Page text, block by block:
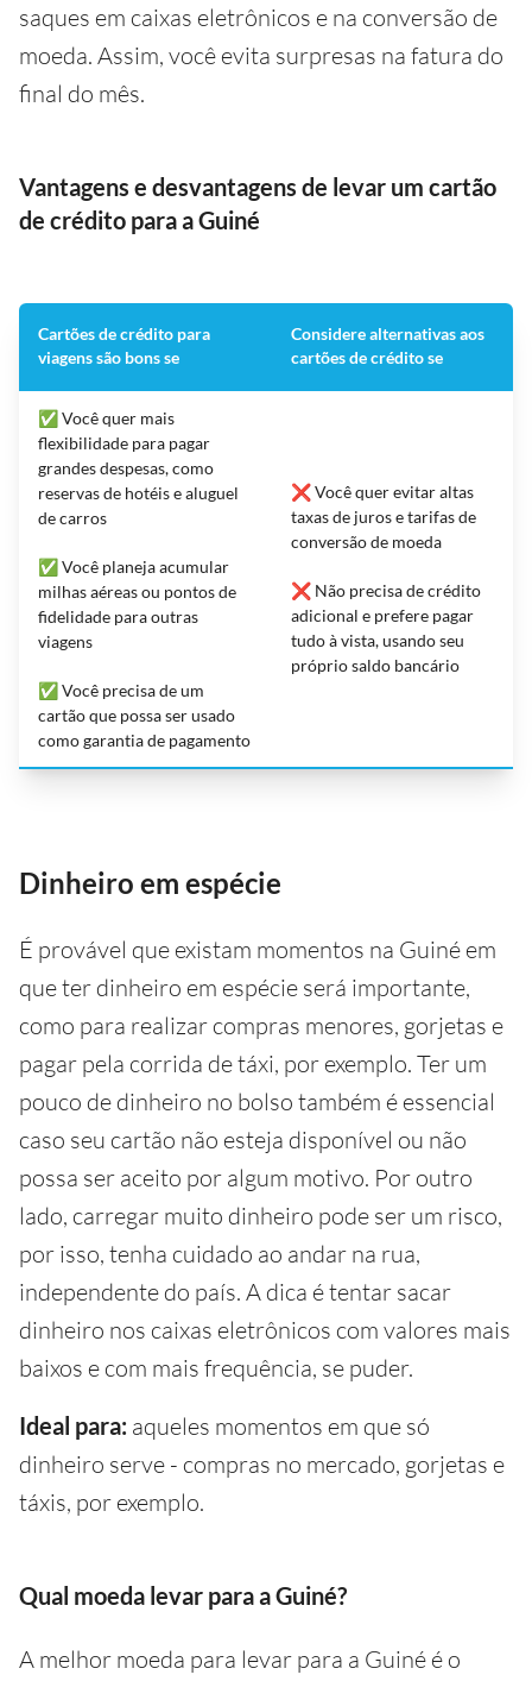
saques em caixas eletrônicos e na conversão de
moeda. Assim, você evita surpresas na fatura do
final do mês.
Vantagens e desvantagens de levar um cartão
de crédito para a Guiné
Cartões de crédito para
viagens são bons se
Considere alternativas aos
cartões de crédito se
✅ Você quer mais
flexibilidade para pagar
grandes despesas, como
reservas de hotéis e aluguel
de carros
✅ Você planeja acumular
milhas aéreas ou pontos de
fidelidade para outras
viagens
✅ Você precisa de um
cartão que possa ser usado
como garantia de pagamento
❌ Você quer evitar altas
taxas de juros e tarifas de
conversão de moeda
❌ Não precisa de crédito
adicional e prefere pagar
tudo à vista, usando seu
próprio saldo bancário
Dinheiro em espécie
É provável que existam momentos na Guiné em
que ter dinheiro em espécie será importante,
como para realizar compras menores, gorjetas e
pagar pela corrida de táxi, por exemplo. Ter um
pouco de dinheiro no bolso também é essencial
caso seu cartão não esteja disponível ou não
possa ser aceito por algum motivo. Por outro
lado, carregar muito dinheiro pode ser um risco,
por isso, tenha cuidado ao andar na rua,
independente do país. A dica é tentar sacar
dinheiro nos caixas eletrônicos com valores mais
baixos e com mais frequência, se puder.
Ideal para: aqueles momentos em que só
dinheiro serve - compras no mercado, gorjetas e
táxis, por exemplo.
Qual moeda levar para a Guiné?
A melhor moeda para levar para a Guiné é o